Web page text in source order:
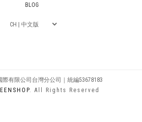
BLOG
有限公司台灣分公司｜統編53678183
. All Rights Reserved